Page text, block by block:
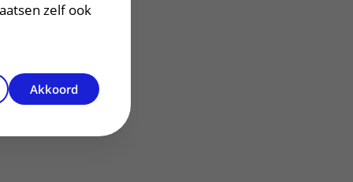
zelf ook
Akkoord